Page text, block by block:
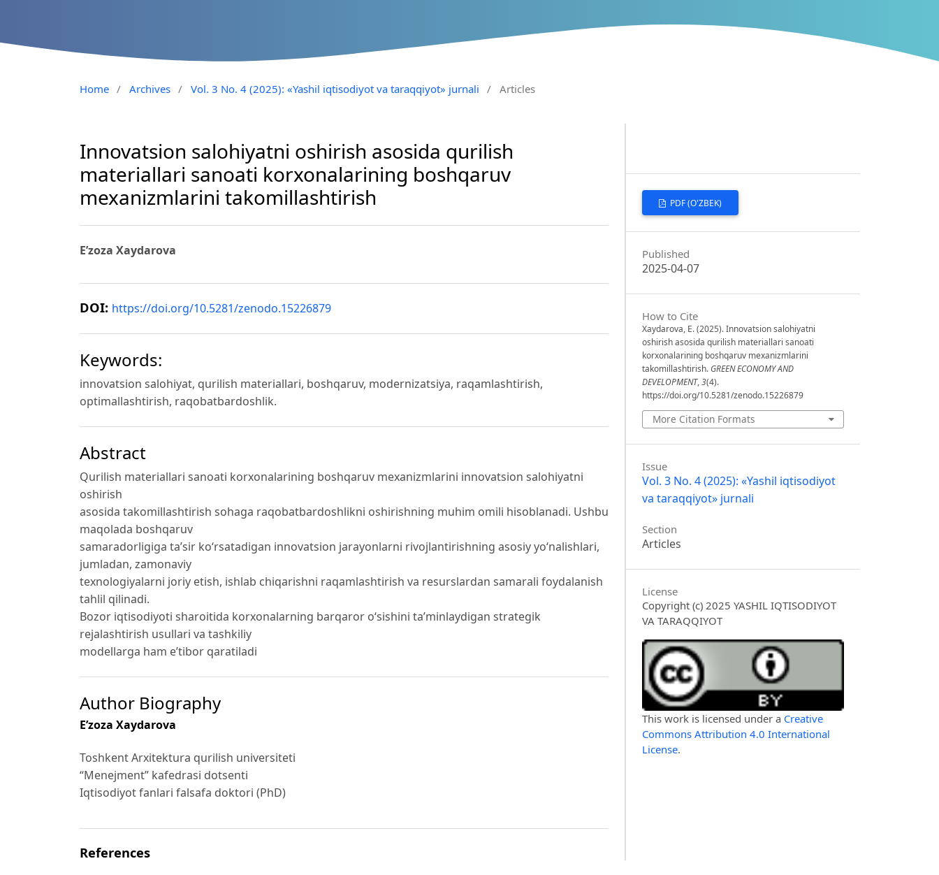
Home / Archives / Vol. 3 No. 4 (2025): «Yashil iqtisodiyot va taraqqiyot» jurnali / Articles
Innovatsion salohiyatni oshirish asosida qurilish
materiallari sanoati korxonalarining boshqaruv
mexanizmlarini takomillashtirish
E’zoza Xaydarova
DOI: https://doi.org/10.5281/zenodo.15226879
Keywords:
innovatsion salohiyat, qurilish materiallari, boshqaruv, modernizatsiya, raqamlashtirish,
optimallashtirish, raqobatbardoshlik.
Abstract
Qurilish materiallari sanoati korxonalarining boshqaruv mexanizmlarini innovatsion salohiyatni
oshirish
asosida takomillashtirish sohaga raqobatbardoshlikni oshirishning muhim omili hisoblanadi. Ushbu
maqolada boshqaruv
samaradorligiga ta’sir ko‘rsatadigan innovatsion jarayonlarni rivojlantirishning asosiy yo‘nalishlari,
jumladan, zamonaviy
texnologiyalarni joriy etish, ishlab chiqarishni raqamlashtirish va resurslardan samarali foydalanish
tahlil qilinadi.
Bozor iqtisodiyoti sharoitida korxonalarning barqaror o‘sishini ta’minlaydigan strategik
rejalashtirish usullari va tashkiliy
modellarga ham e’tibor qaratiladi
Author Biography
E’zoza Xaydarova
Toshkent Arxitektura qurilish universiteti
“Menejment” kafedrasi dotsenti
Iqtisodiyot fanlari falsafa doktori (PhD)
References
PDF (O'ZBEK)
Published
2025-04-07
How to Cite
Xaydarova, E. (2025). Innovatsion salohiyatni
oshirish asosida qurilish materiallari sanoati
korxonalarining boshqaruv mexanizmlarini
takomillashtirish. GREEN ECONOMY AND
DEVELOPMENT,3(4).
https://doi.org/10.5281/zenodo.15226879
More Citation Formats
Issue
Vol. 3 No. 4 (2025): «Yashil iqtisodiyot
va taraqqiyot» jurnali
Section
Articles
License
Copyright (c) 2025 YASHIL IQTISODIYOT
VA TARAQQIYOT
This work is licensed under a Creative
Commons Attribution 4.0 International
License.